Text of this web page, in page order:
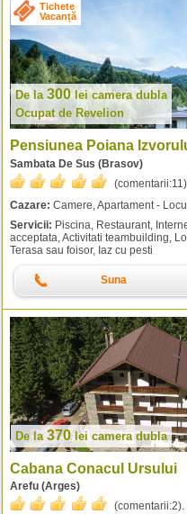
Tichete
Vacanță
De la 300leicamera dubla
Ocupat de Revelion
Pensiunea Poiana
Sambata De Sus (Brasov)
(comentarii:11 ).
Cazare: Camere, Apartament -
Servicii: Piscina, Restaurant,
acceptata, Activitati teambuilding,
Terasa sau foisor, Iaz cu pesti
Suna
De la 370lei camera dubla
Cabana Conacul Ursului
Arefu (Arges)
(comentarii:2).